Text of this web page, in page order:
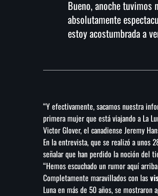
Bueno, anoche tuvimos
absolutamente
estoy acostumbrada a
“Y efectivamente, sacamos nuestra
primera mujer que está viajando a La
Victor Glover, el canadiense Jeremy
En la entrevista, que se realizó a unos
señalar que han perdido la noción del
“Hemos escuchado un rumor aquí
Completamente maravillados con las
Luna en más de 50 años, se mostraron